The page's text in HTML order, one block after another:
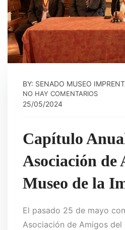
BY: SENADO MUSEO
NO HAY COMENTARIOS
25/05/2024
Capítulo
Asociación de
Museo de la
El pasado 25 de mayo
Asociación de Amigos del